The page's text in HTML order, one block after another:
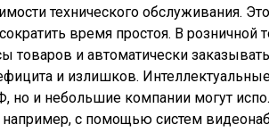
технического обслуживания.
время простоя. В розничной
товаров и автоматически
и излишков.
и небольшие компании могут
с помощью систем